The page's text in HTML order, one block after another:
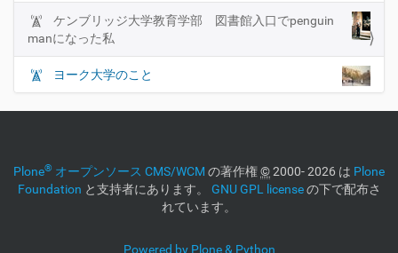
ン
ケンブリッジ大学教育学部 図書館入口でpenguin
manになった私
ヨーク大学のこと
Plone® オープンソース CMS/WCM の著作権©2000- 2026 は Plone
Foundation と支持者にあります。 GNU GPL licenseの下で配布さ
れています。
Powered by Plone & Python